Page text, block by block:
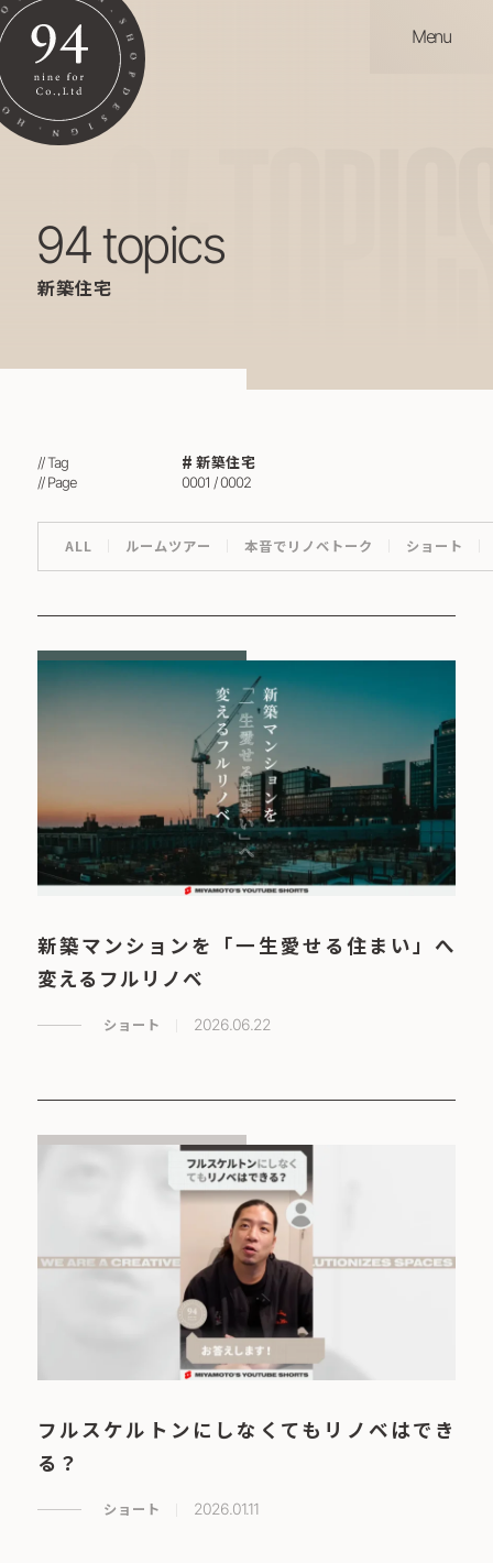
Menu
94
94 topics
新築住宅
// Tag 新築住宅
// Page 0001 / 0002
ALL ルームツアー 本音でリノベトーク ショート
新築マンションを「一生愛せる住まい」へ
変えるフルリノベ
ショート 2026.06.22
フルスケルトンにしなくてもリノベはでき
る？
ショート 2026.01.11